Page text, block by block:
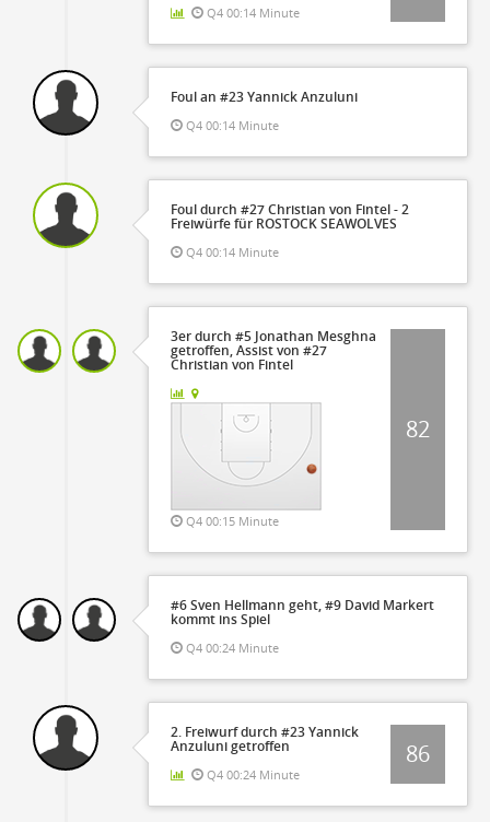
Q4 00:14 Minute
Foul an #23 Yannick Anzuluni
Q4 00:14 Minute
Foul durch #27 Christian von Fintel - 2
Freiwürfe für ROSTOCK SEAWOLVES
Q4 00:14 Minute
3er durch #5 Jonathan Mesghna
getroffen, Assist von #27
Christian von Fintel
Q4 00:15 Minute
82
#6 Sven Hellmann geht, #9 David Markert
kommt ins Spiel
Q4 00:24 Minute
2. Freiwurf durch #23 Yannick
Anzuluni getroffen
Q4 00:24 Minute
86